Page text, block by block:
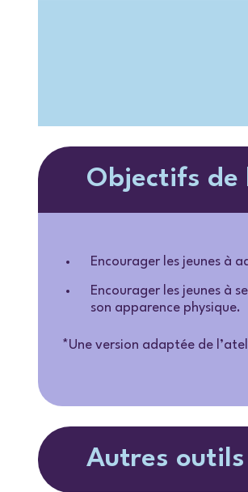
Objectifs de
Encourager les jeunes à
Encourager les jeunes à
son apparence physique.
*Une version adaptée de
Autres